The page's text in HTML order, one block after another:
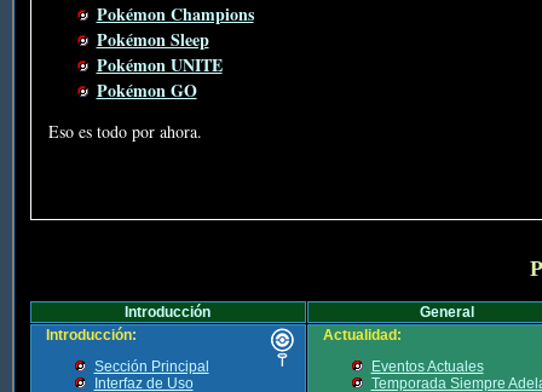
Pokémon Champions
Pokémon Sleep
Pokémon UNITE
Pokémon GO
Eso es todo por ahora.
Introducción
General
Introducción:
Sección Principal
Interfaz de Uso
Actualidad:
Eventos Actuales
Temporada Siempre